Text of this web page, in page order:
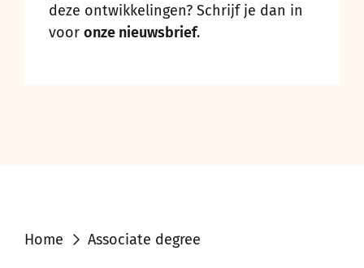
deze ontwikkelingen? Schrijf je dan in
voor onze nieuwsbrief.
Home Associate degree